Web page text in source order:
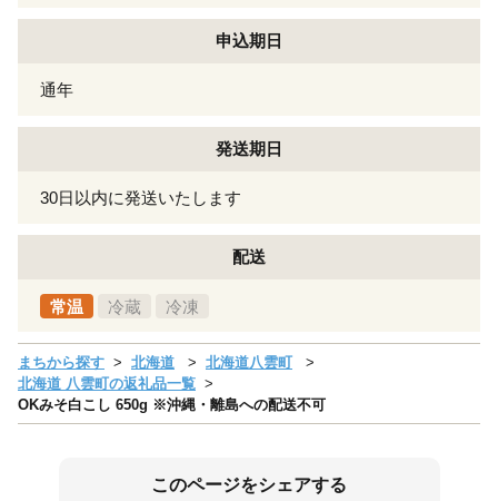
申込期日
通年
発送期日
30日以内に発送いたします
配送
常温 冷蔵 冷凍
まちから探す 北海道
北海道八雲町
北海道 八雲町の返礼品一覧
OKみそ白こし 650g ※沖縄・離島への配送不可
このページをシェアする